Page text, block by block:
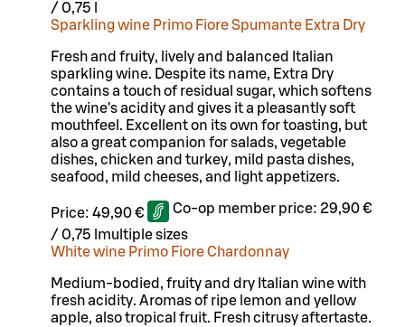
/ 0,75 l
Sparkling wine Primo Fiore Spumante Extra Dry
Fresh and fruity, lively and balanced Italian
sparkling wine. Despite its name, Extra Dry
contains a touch of residual sugar, which softens
the wine's acidity and gives it a pleasantly soft
mouthfeel. Excellent on its own for toasting, but
also a great companion for salads, vegetable
dishes, chicken and turkey, mild pasta dishes,
seafood, mild cheeses, and light appetizers.
Price: 49,90 € Co-op member price: 29,90 €
/ 0,75 l multiple sizes
White wine Primo Fiore Chardonnay
Medium-bodied, fruity and dry Italian wine with
fresh acidity. Aromas of ripe lemon and yellow
apple, also tropical fruit. Fresh citrusy aftertaste.